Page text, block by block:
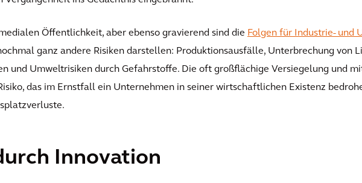
Öffentlichkeit, aber ebenso gravierend sind die Folgen für Industrie- und
ganz andere Risiken darstellen: Produktionsausfälle, Unterbrechung von
und Umweltrisiken durch Gefahrstoffe. Die oft großflächige Versiegelung und
das im Ernstfall ein Unternehmen in seiner wirtschaftlichen Existenz
Innovation